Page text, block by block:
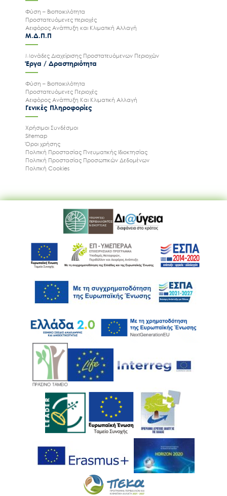
Ακολουθήστε μας
Φύση – Βιοποικιλότητα
Προστατευόμενες περιοχές
Αειφόρος Ανάπτυξη και Κλιματική Αλλαγή
Μ.Δ.Π.Π
Μονάδες Διαχείρισης Προστατευόμενων Περιοχών
Έργα / Δραστηριότητα
Φύση – Βιοποικιλότητα
Προστατευόμενες Περιοχές
Αειφόρος Ανάπτυξη Και Κλιματική Αλλαγή
Γενικές Πληροφορίες
Χρήσιμοι Συνδέσμοι
Sitemap
Όροι χρήσης
Πολιτική Προστασίας Πνευματικής Ιδιοκτησίας
Πολιτική Προστασίας Προσωπικών Δεδομένων
Πολιτική Cookies